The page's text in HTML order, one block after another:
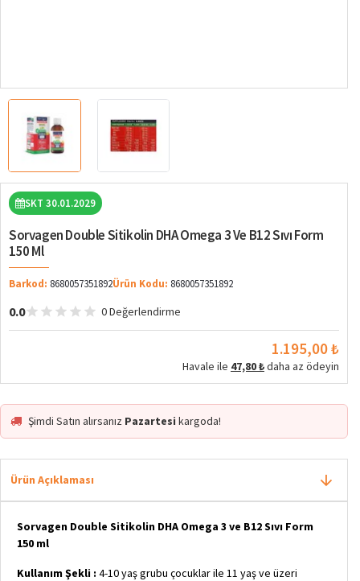
SKT 30.01.2029
Sorvagen Double Sitikolin DHA Omega 3 Ve B12 Sıvı Form
150 Ml
Barkod: 8680057351892Ürün Kodu: 8680057351892
0.0 0 Değerlendirme
1.195,00 ₺
Havale ile 47,80 ₺daha az ödeyin
Şimdi Satın alırsanız Pazartesi kargoda!
Ürün Açıklaması
Sorvagen Double Sitikolin DHA Omega 3 ve B12 Sıvı Form
150 ml
Kullanım Şekli : 4-10 yaş grubu çocuklar ile 11 yaş ve üzeri